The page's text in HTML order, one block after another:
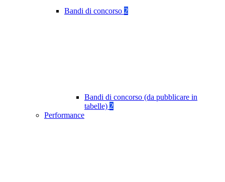
Bandi di concorso 2
Bandi di concorso (da pubblicare in
tabelle) 2
Performance